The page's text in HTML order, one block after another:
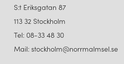
S:t Eriksgatan 87
113 32 Stockholm
Tel: 08-33 48 30
Mail: stockholm@norrmalmsel.se